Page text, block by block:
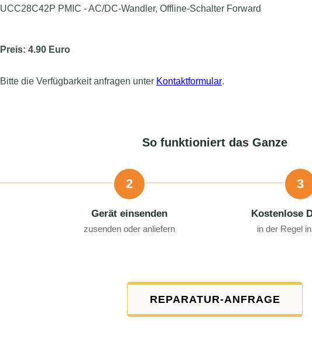
UCC28C42P PMIC - AC/DC-Wandler, Offline-Schalter Forward
Preis: 4.90 Euro
Bitte die Verfügbarkeit anfragen unter Kontaktformular.
So funktioniert das Ganze
2
Gerät einsenden
zusenden oder anliefern
3
Kostenlose
in der Regel
REPARATUR-ANFRAGE